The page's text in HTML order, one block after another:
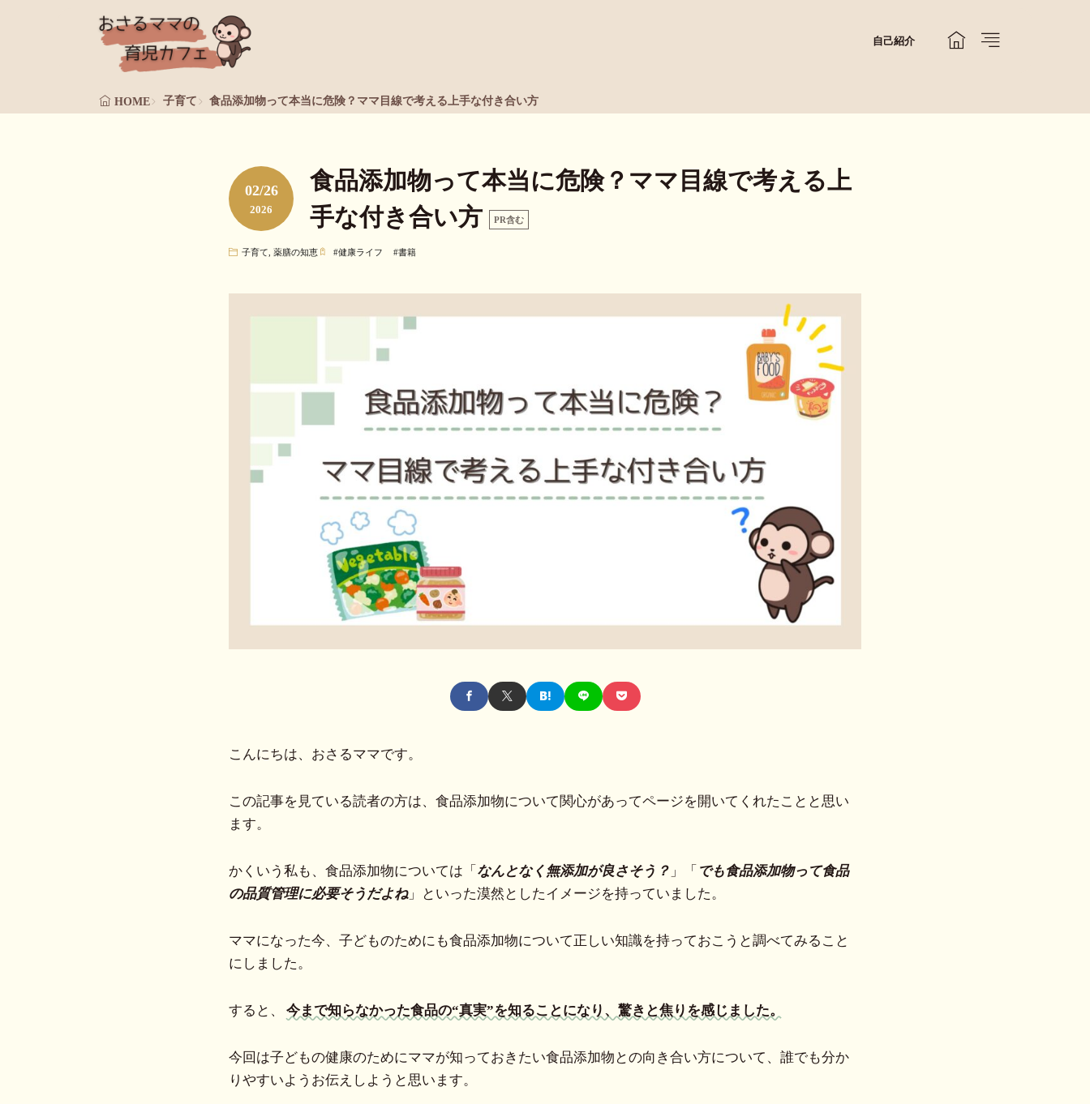
自己紹介
HOME 子育て 食品添加物って本当に危険？ママ目線で考える上手な付き合い方
02/26
2026
食品添加物って本当に危険？ママ目線で考える上
手な付き合い方
PR含む
子育て 薬膳の知恵 #健康ライフ #書籍
こんにちは、おさるママです。
この記事を見ている読者の方は、食品添加物について関心があってページを開いてくれたことと思い
ます。
かくいう私も、食品添加物については「 なんとなく無添加が良さそう？ 」「 でも食品添加物って食品
の品質管理に必要そうだよね」といった漠然としたイメージを持っていました。
ママになった今、子どものためにも食品添加物について正しい知識を持っておこうと調べてみること
にしました。
すると、 今まで知らなかった食品の“真実”を知ることになり、驚きと焦りを感じました。
今回は子どもの健康のためにママが知っておきたい食品添加物との向き合い方について、誰でも分か
りやすいようお伝えしようと思います。